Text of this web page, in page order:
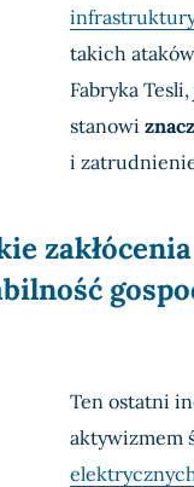
takich
Fabryka
stanowi
i
Ten ostatni
aktywizmem